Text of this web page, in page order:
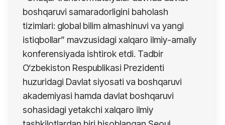
boshqaruvi samaradorligini baholash
tizimlari: global bilim almashinuvi va yangi
istiqbollar” mavzusidagi xalqaro ilmiy-amaliy
konferensiyada ishtirok etdi. Tadbir
O‘zbekiston Respublikasi Prezidenti
huzuridagi Davlat siyosati va boshqaruvi
akademiyasi hamda davlat boshqaruvi
sohasidagi yetakchi xalqaro ilmiy